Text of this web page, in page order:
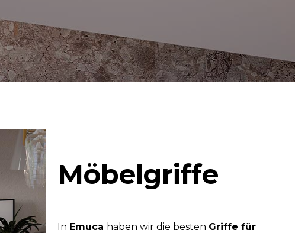
Möbelgriffe
In Emuca haben wir die besten Griffe für